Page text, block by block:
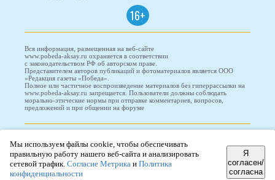
16+
Вся информация, размещенная на веб-сайте
www.pobeda-aksay.ru охраняется в соответствии
с законодательством РФ об авторском праве.
Представителем авторов публикаций и фотоматериалов является ООО
«Редакция газеты «Победа».
Полное или частичное воспроизведение материалов без гиперрассылки на
www.pobeda-aksay.ru запрещается. Пользователи должны соблюдать
морально-этические нормы при отправке комментариев, вопросов,
предложений и при общении на форуме
ООО "Проводник"
Мы используем файлы cookie, чтобы обеспечивать
правильную работу нашего веб-сайта и анализировать
сетевой трафик. Согласие Метрика и Политика
конфиденциальности
Я
согласен/
согласна